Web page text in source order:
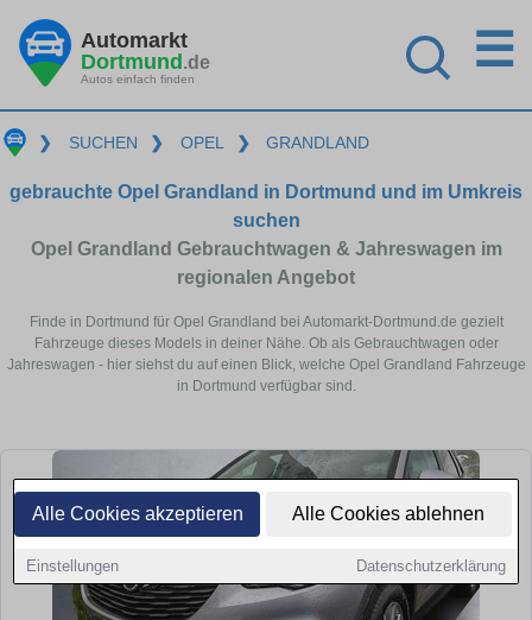
Alle Cookies akzeptieren Alle Cookies ablehnen
Einstellungen Datenschutzerklärung
Automarkt
Dortmund.de
Autos einfach finden
☰
❯ SUCHEN ❯ OPEL ❯ GRANDLAND
gebrauchte Opel Grandland in Dortmund und im Umkreis
suchen
Opel Grandland Gebrauchtwagen & Jahreswagen im
regionalen Angebot
Finde in Dortmund für Opel Grandland bei Automarkt-Dortmund.de gezielt
Fahrzeuge dieses Models in deiner Nähe. Ob als Gebrauchtwagen oder
Jahreswagen - hier siehst du auf einen Blick, welche Opel Grandland Fahrzeuge
in Dortmund verfügbar sind.